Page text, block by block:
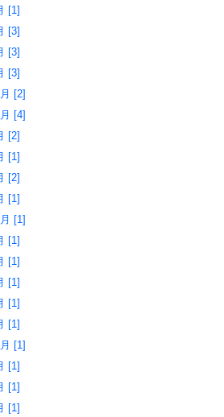
[1]
[3]
[3]
[3]
[2]
[4]
[2]
[1]
[2]
[1]
[1]
[1]
[1]
[1]
[1]
[1]
[1]
[1]
[1]
[1]